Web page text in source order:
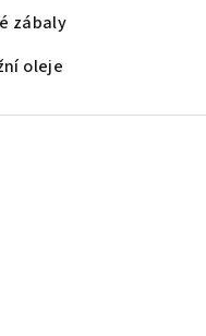
zábaly
oleje